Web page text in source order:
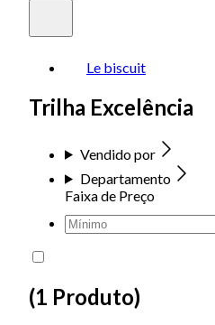
Le biscuit
Trilha Excelência
Vendido por
Departamento
Faixa de Preço
(1 Produto)